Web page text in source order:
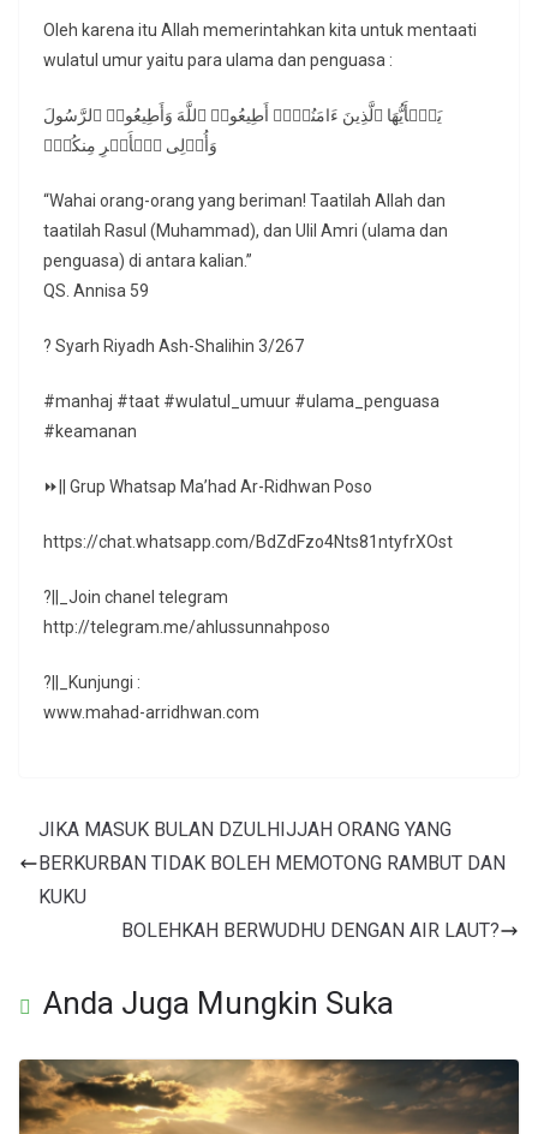
Oleh karena itu Allah memerintahkan kita untuk mentaati
wulatul umur yaitu para ulama dan penguasa :
یَـٰۤأَیُّهَا ٱلَّذِینَ ءَامَنُوۤا۟ أَطِیعُوا۟ ٱللَّهَ وَأَطِیعُوا۟ ٱلرَّسُولَ
وَأُو۟لِی ٱلۡأَمۡرِ مِنكُمۡۖ
“Wahai orang-orang yang beriman! Taatilah Allah dan
taatilah Rasul (Muhammad), dan Ulil Amri (ulama dan
penguasa) di antara kalian.”
QS. Annisa 59
? Syarh Riyadh Ash-Shalihin 3/267
#manhaj #taat #wulatul_umuur #ulama_penguasa
#keamanan
⏩|| Grup Whatsap Ma’had Ar-Ridhwan Poso
https://chat.whatsapp.com/BdZdFzo4Nts81ntyfrXOst
?||_Join chanel telegram
http://telegram.me/ahlussunnahposo
?||_Kunjungi :
www.mahad-arridhwan.com
JIKA MASUK BULAN DZULHIJJAH ORANG YANG
BERKURBAN TIDAK BOLEH MEMOTONG RAMBUT DAN
KUKU
BOLEHKAH BERWUDHU DENGAN AIR LAUT?
Anda Juga Mungkin Suka